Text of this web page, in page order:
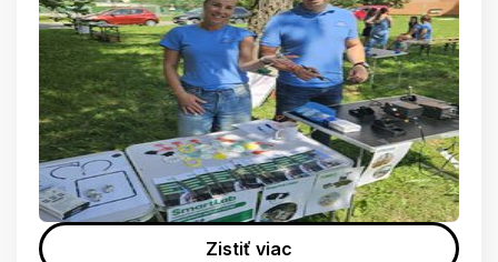
Zistiť viac